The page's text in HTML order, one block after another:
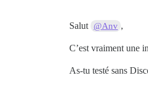
Salut @Anv ,
C’est vraiment une
As-tu testé sans